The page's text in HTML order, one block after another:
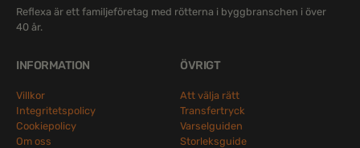
Reflexa är ett familjeföretag med rötterna i byggbranschen i över
40 år.
INFORMATION
Villkor
Integritetspolicy
Cookiepolicy
Om oss
ÖVRIGT
Att välja rätt
Transfertryck
Varselguiden
Storleksguide